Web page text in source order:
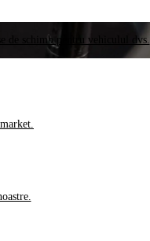
de schimb pentru vehiculul dvs.